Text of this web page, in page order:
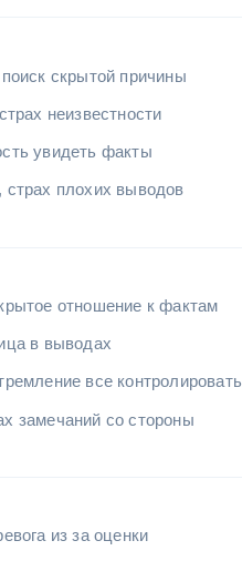
скрытой причины
неизвестности
увидеть факты
плохих выводов
отношение к фактам
в выводах
все контролировать
замечаний со стороны
из за оценки